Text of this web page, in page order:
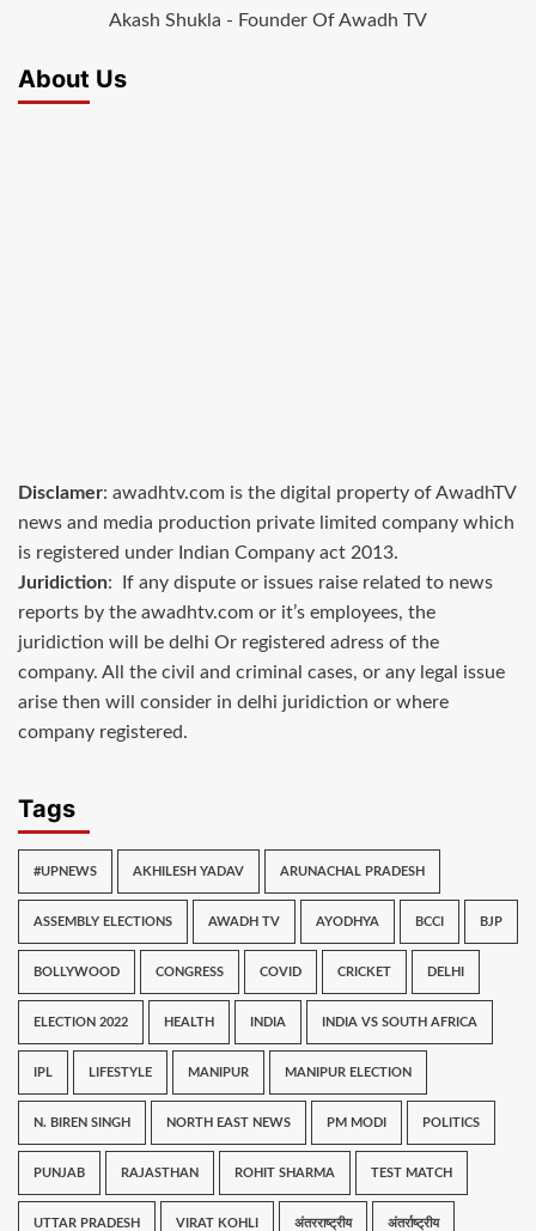
Akash Shukla - Founder Of Awadh TV
About Us
Disclamer: awadhtv.com is the digital property of AwadhTV
news and media production private limited company which
is registered under Indian Company act 2013.
Juridiction: If any dispute or issues raise related to news
reports by the awadhtv.com or it’s employees, the
juridiction will be delhi Or registered adress of the
company. All the civil and criminal cases, or any legal issue
arise then will consider in delhi juridiction or where
company registered.
Tags
#UPNEWS AKHILESH YADAV ARUNACHAL PRADESH
ASSEMBLY ELECTIONS AWADH TV AYODHYA BCCI BJP
BOLLYWOOD CONGRESS COVID CRICKET DELHI
ELECTION 2022 HEALTH INDIA INDIA VS SOUTH AFRICA
IPL LIFESTYLE MANIPUR MANIPUR ELECTION
N. BIREN SINGH NORTH EAST NEWS PM MODI POLITICS
PUNJAB RAJASTHAN ROHIT SHARMA TEST MATCH
UTTAR PRADESH VIRAT KOHLI अंतरराष्ट्रीय अंतर्राष्ट्रीय